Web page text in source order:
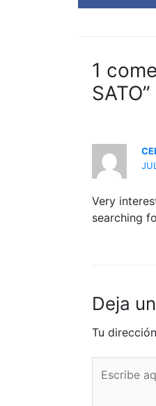
1
SATO”
Very
searching
Deja
Tu
aquí...